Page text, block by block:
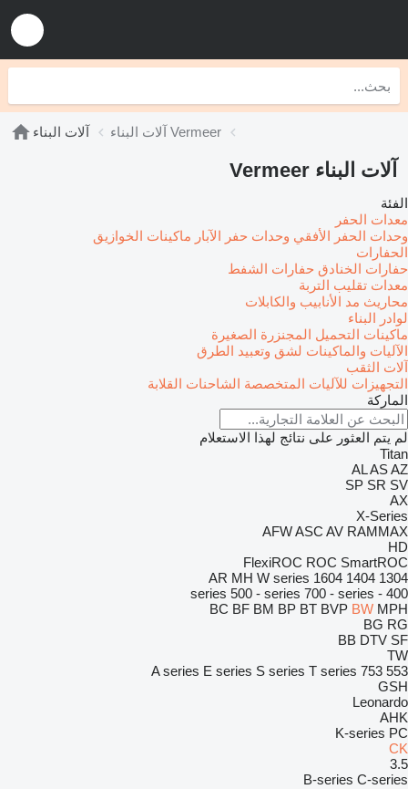
آلات البناء آلات البناء Vermeer
آلات البناء Vermeer
الفئة
معدات الحفر
وحدات الحفر الأفقي وحدات حفر الآبار ماكينات الخوازيق
الحفارات
حفارات الخنادق حفارات الشفط
معدات تقليب التربة
محاريث مد الأنابيب والكابلات
لوادر البناء
ماكينات التحميل المجنزرة الصغيرة
الآليات والماكينات لشق وتعبيد الطرق
آلات الثقب
التجهيزات للآليات المتخصصة الشاحنات القلابة
الماركة
لم يتم العثور على نتائج لهذا الاستعلام
Titan
ALASAZ
SP SR SV
AX
X-Series
AFWASC AV RAMMAX
HD
FlexiROC ROC SmartROC
1304
1404
1604
AR MH W series
400 - series
500 - series 700 - series
BC BF BM BP BT BVP BW MPH
BG RG
BB DTV SF
TW
553
753
A series E series S series T series
GSH
Leonardo
AHK
K-series PC
CK
3.5
B-series C-series